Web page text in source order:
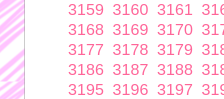
3159 3160 3161
3168 3169 3170
3177 3178 3179
3186 3187 3188
3195 3196 3197